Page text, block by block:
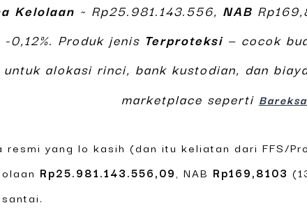
Kelolaan ~ Rp25.981.143.556, NAB
-0,12%. Produk jenis Terproteksi— cocok
alokasi rinci, bank kustodian, dan
marketplace seperti Bareksa
resmi yang lo kasih (dan itu keliatan dari FFS/
Rp25.981.143.556,09, NAB Rp169,8103